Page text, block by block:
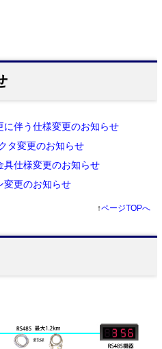
に伴う仕様変更のお知らせ
タ変更のお知らせ
具仕様変更のお知らせ
変更のお知らせ
↑ページTOPへ